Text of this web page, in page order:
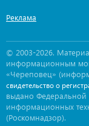
Реклама
© 2003-2026.
информационным
«Череповец»
свидетельство о
выдано Федеральной
информационных
(Роскомнадзор).